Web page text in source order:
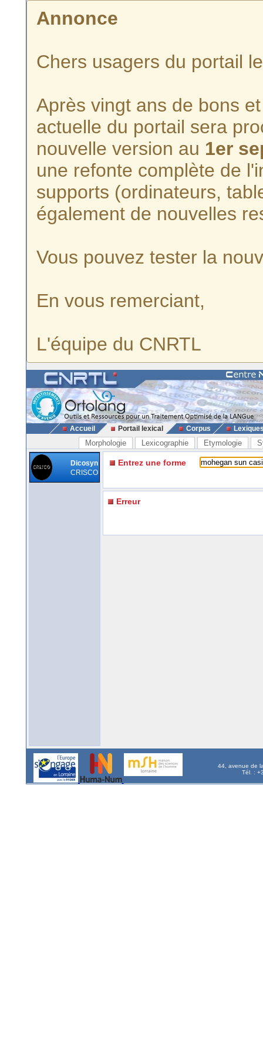
Annonce
Chers usagers du portail
Après vingt ans de bons
actuelle du portail sera
nouvelle version au 1er
une refonte complète de
supports (ordinateurs,
également de nouvelles
Vous pouvez tester la
En vous remerciant,
L'équipe du CNRTL
Accueil Portail lexical Corpus
Morphologie Lexicographie Etymologie
Dicosyn
CRISCO
Entrez une forme
Erreur
44, avenue de
Tél. :